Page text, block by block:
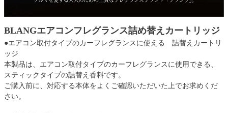
BLANGエアコンフレグランス詰め替えカートリッジ
●エアコン取付タイプのカーフレグランスに使える 詰替えカートリ
ッジ
本製品は、エアコン取付タイプのカーフレグランスに使用できる、
スティックタイプの詰替え香料です。
ご購入前に、対応する本体をよくご確認いただいた上でお求めくだ
さい。